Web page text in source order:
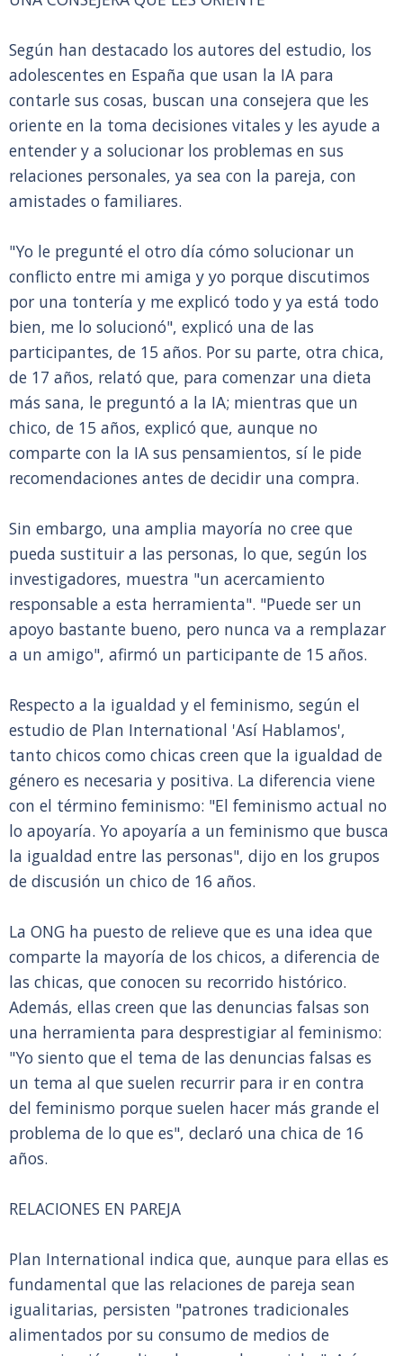
Según han destacado los autores del estudio, los
adolescentes en España que usan la IA para
contarle sus cosas, buscan una consejera que les
oriente en la toma decisiones vitales y les ayude a
entender y a solucionar los problemas en sus
relaciones personales, ya sea con la pareja, con
amistades o familiares.
"Yo le pregunté el otro día cómo solucionar un
conflicto entre mi amiga y yo porque discutimos
por una tontería y me explicó todo y ya está todo
bien, me lo solucionó", explicó una de las
participantes, de 15 años. Por su parte, otra chica,
de 17 años, relató que, para comenzar una dieta
más sana, le preguntó a la IA; mientras que un
chico, de 15 años, explicó que, aunque no
comparte con la IA sus pensamientos, sí le pide
recomendaciones antes de decidir una compra.
Sin embargo, una amplia mayoría no cree que
pueda sustituir a las personas, lo que, según los
investigadores, muestra "un acercamiento
responsable a esta herramienta". "Puede ser un
apoyo bastante bueno, pero nunca va a remplazar
a un amigo", afirmó un participante de 15 años.
Respecto a la igualdad y el feminismo, según el
estudio de Plan International 'Así Hablamos',
tanto chicos como chicas creen que la igualdad de
género es necesaria y positiva. La diferencia viene
con el término feminismo: "El feminismo actual no
lo apoyaría. Yo apoyaría a un feminismo que busca
la igualdad entre las personas", dijo en los grupos
de discusión un chico de 16 años.
La ONG ha puesto de relieve que es una idea que
comparte la mayoría de los chicos, a diferencia de
las chicas, que conocen su recorrido histórico.
Además, ellas creen que las denuncias falsas son
una herramienta para desprestigiar al feminismo:
"Yo siento que el tema de las denuncias falsas es
un tema al que suelen recurrir para ir en contra
del feminismo porque suelen hacer más grande el
problema de lo que es", declaró una chica de 16
años.
RELACIONES EN PAREJA
Plan International indica que, aunque para ellas es
fundamental que las relaciones de pareja sean
igualitarias, persisten "patrones tradicionales
alimentados por su consumo de medios de